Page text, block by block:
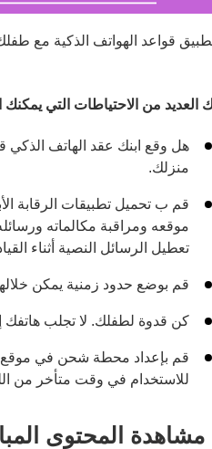
قواعد الهواتف الذكية مع
العديد من الاحتياطات التي
هل وقع ابنك عقد الهاتف الذكي
منزلك.
قم ب تحميل تطبيقات الرقابة
موقعه ومراقبة مكالماته
تعطيل الرسائل النصية أثناء
قم بوضع حدود زمنية يمكن
كن قدوة لطفلك. لا تجلب هاتفك
قم بإعداد محطة شحن في موقع
للاستخدام في وقت متأخر من